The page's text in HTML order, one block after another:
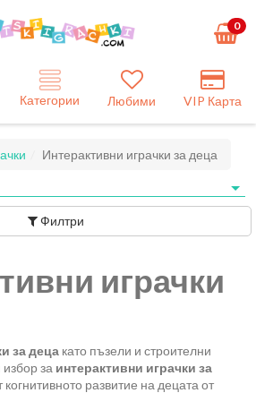
0
Категории Любими VIP Карта
Интерактивни играчки за деца
Филтри
играчки
за деца като пъзели и строителни
за интерактивни играчки за
когнитивното развитие на децата от